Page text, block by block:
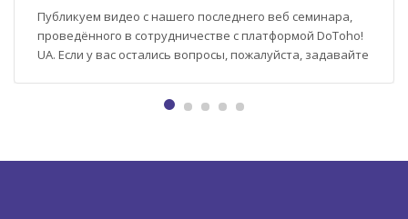
Публикуем видео с нашего последнего веб семинара,
проведённого в сотрудничестве с платформой DoToho!
UA. Если у вас остались вопросы, пожалуйста, задавайте
підприємцям та підприємицям у Чеській Республіці